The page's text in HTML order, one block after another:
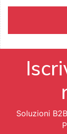
Soluzioni